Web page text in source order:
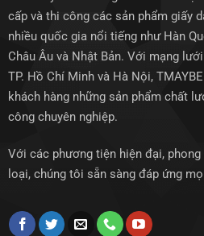
cấp và thi công các sản phẩm giấy
nhiều quốc gia nổi tiếng như Hàn
Châu Âu và Nhật Bản. Với mạng
TP. Hồ Chí Minh và Hà Nội,
khách hàng những sản phẩm chất
công chuyên nghiệp.
Với các phương tiện hiện đại, phong
loại, chúng tôi sẵn sàng đáp ứng